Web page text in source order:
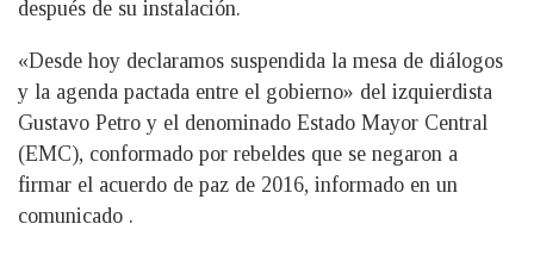
después de su instalación.
«Desde hoy declaramos suspendida la mesa de diálogos
y la agenda pactada entre el gobierno» del izquierdista
Gustavo Petro y el denominado Estado Mayor Central
(EMC), conformado por rebeldes que se negaron a
firmar el acuerdo de paz de 2016, informado en un
comunicado .